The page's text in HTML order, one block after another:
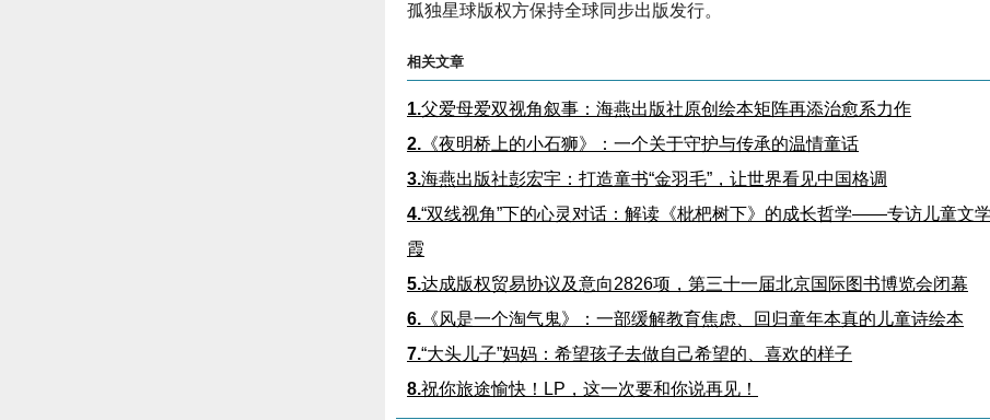
孤独星球版权方保持全球同步出版发行。
相关文章
1.父爱母爱双视角叙事：海燕出版社原创绘本矩阵再添治愈系力作
2. 《夜明桥上的小石狮》：一个关于守护与传承的温情童话
3.海燕出版社彭宏宇：打造童书“金羽毛”，让世界看见中国格调
4.“双线视角”下的心灵对话：解读《枇杷树下》的成长哲学——专访儿童文
霞
5.达成版权贸易协议及意向2826项，第三十一届北京国际图书博览会闭幕
6. 《风是一个淘气鬼》：一部缓解教育焦虑、回归童年本真的儿童诗绘本
7.“大头儿子”妈妈：希望孩子去做自己希望的、喜欢的样子
8.祝你旅途愉快！LP，这一次要和你说再见！